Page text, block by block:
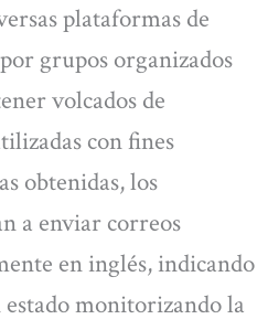
plataformas de
grupos organizados
volcados de
con fines
obtenidas, los
a enviar correos
en inglés, indicando
monitorizando la